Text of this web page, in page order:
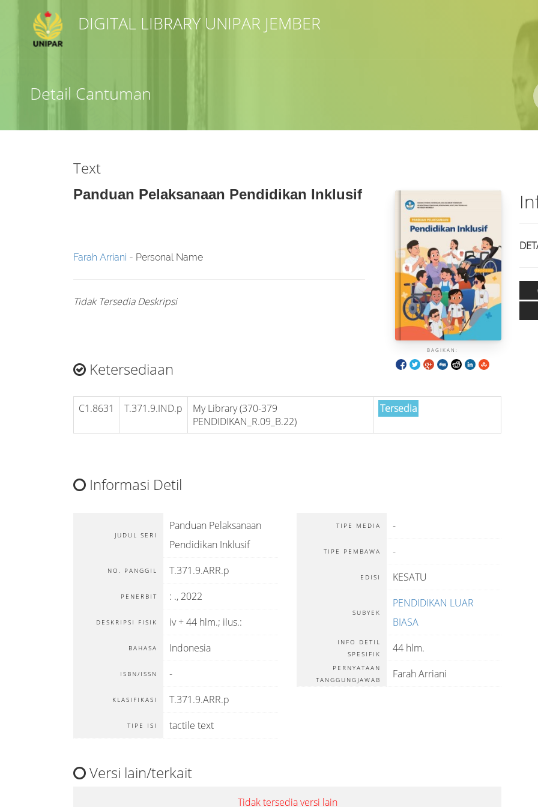
DIGITAL LIBRARY UNIPAR JEMBER
Detail Cantuman
Text
Panduan Pelaksanaan Pendidikan Inklusif
BAGIKAN:
Farah Arriani - Personal Name
Tidak Tersedia Deskripsi
Ketersediaan
C1.8631 T.371.9.IND.p
My Library (370-379
PENDIDIKAN_R.09_B.22)
Tersedia
Informasi Detil
JUDUL SERI
Panduan Pelaksanaan
Pendidikan Inklusif
NO. PANGGIL T.371.9.ARR.p
PENERBIT : ., 2022
DESKRIPSI FISIK iv + 44 hlm.; ilus.:
BAHASA Indonesia
ISBN/ISSN -
KLASIFIKASI T.371.9.ARR.p
TIPE ISI tactile text
TIPE MEDIA -
TIPE PEMBAWA -
EDISI KESATU
SUBYEK
PENDIDIKAN LUAR
BIASA
INFO DETIL
SPESIFIK
44 hlm.
PERNYATAAN
TANGGUNGJAWAB
Farah Arriani
Versi lain/terkait
Tidak tersedia versi lain